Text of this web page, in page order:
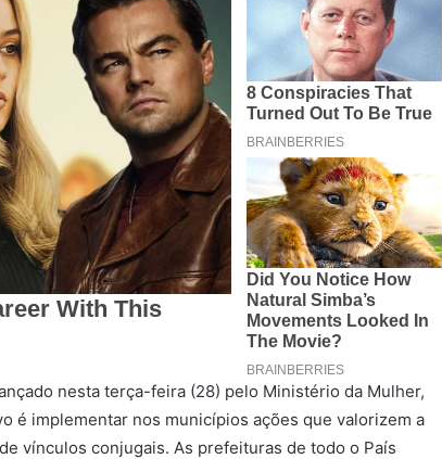
nesta terça-feira (28) pelo Ministério da Mulher,
é implementar nos municípios ações que valorizem a
vínculos conjugais. As prefeituras de todo o País